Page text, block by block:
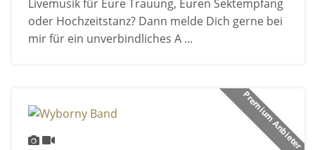
Livemusik für Eure Trauung, Euren Sektempfang
oder Hochzeitstanz? Dann melde Dich gerne bei
mir für ein unverbindliches A ...
Premium Anbieter